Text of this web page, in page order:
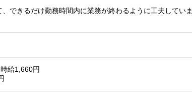
できるだけ勤務時間内に業務が終わるように工夫していま
給1,660円